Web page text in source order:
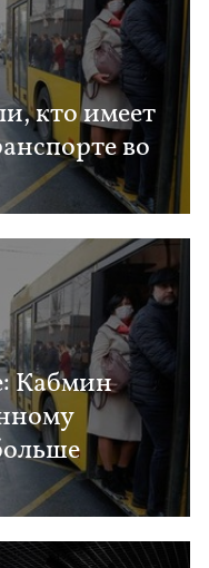
кто имеет
во
Кабмин